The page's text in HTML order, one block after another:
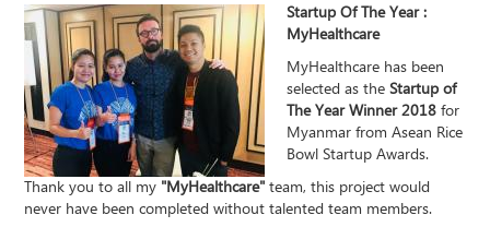
Startup Of The Year :
MyHealthcare
MyHealthcare has been
selected as theStartup of
The Year Winner 2018for
Myanmar from Asean Rice
Bowl Startup Awards.
Thank you to all my "MyHealthcare"team, this project would
never have been completed without talented team members.